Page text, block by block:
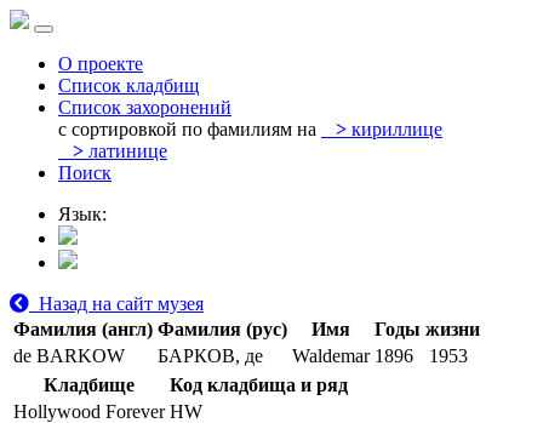
О проекте
Список кладбищ
Список захоронений
с сортировкой по фамилиям на
> кириллице
> латинице
Поиск
Язык:
Назад на сайт музея
Фамилия (англ) Фамилия (рус) Имя
Годы жизни
de BARKOW
БАРКОВ, де Waldemar 1896
1953
Кладбище
Код кладбища и ряд
Hollywood Forever HW